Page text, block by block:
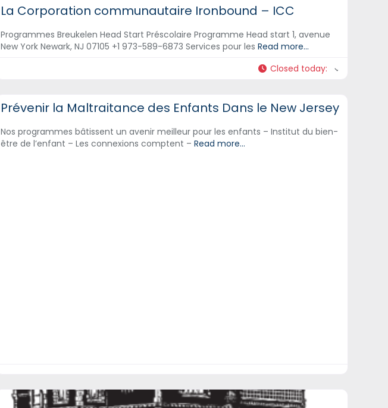
La Corporation communautaire Ironbound – ICC
Programmes Breukelen Head Start Préscolaire Programme Head start 1, avenue
New York Newark, NJ 07105 +1 973-589-6873 Services pour les Read more...
Closed today:
Prévenir la Maltraitance des Enfants Dans le New Jersey
Nos programmes bâtissent un avenir meilleur pour les enfants – Institut du bien-
être de l’enfant – Les connexions comptent – Read more...